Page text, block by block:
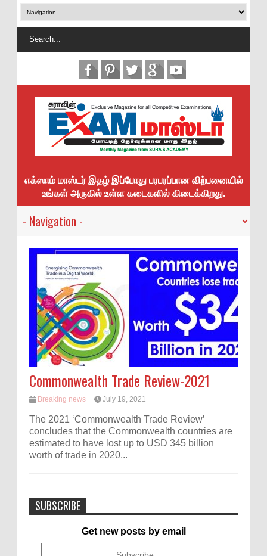
எக்ஸாம் மாஸ்டர் இதழ் இப்போது பரபரப்பான விற்பனையில்
உங்கள் அருகில் உள்ள கடைகளில் கிடைக்கிறது.
Commonwealth Trade Review-2021
Breaking news July 19, 2021
The 2021 ‘Commonwealth Trade Review’
concludes that the Commonwealth countries are
estimated to have lost up to USD 345 billion
worth of trade in 2020...
SUBSCRIBE
Get new posts by email